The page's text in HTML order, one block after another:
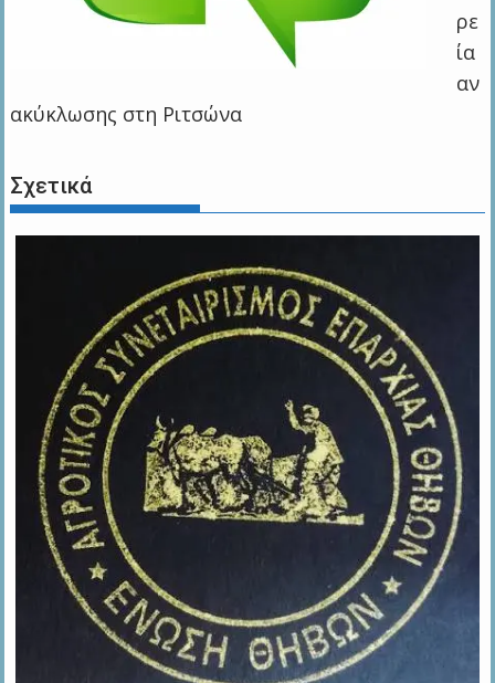
ρε
ία
αν
ακύκλωσης στη Ριτσώνα
Σχετικά